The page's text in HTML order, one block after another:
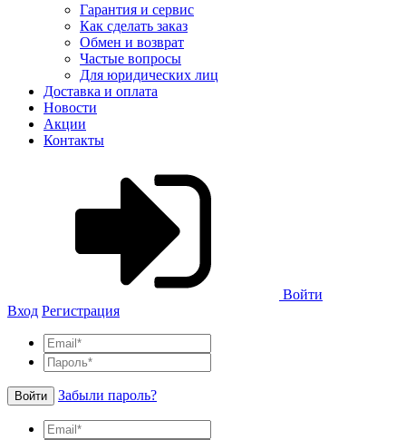
Гарантия и сервис
Как сделать заказ
Обмен и возврат
Частые вопросы
Для юридических лиц
Доставка и оплата
Новости
Акции
Контакты
Войти
Вход Регистрация
Войти Забыли пароль?